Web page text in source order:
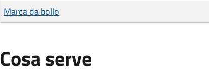
Tipo di pagamento
Importo
Marca da bollo
Cosa serve